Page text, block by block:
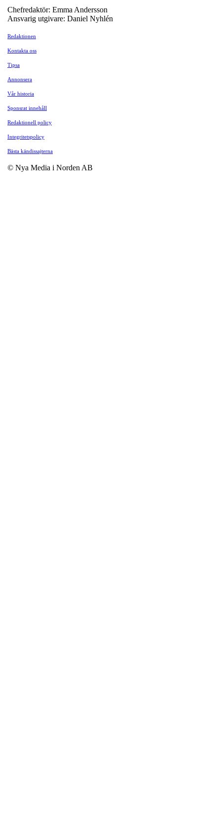
Chefredaktör: Emma Andersson
Ansvarig utgivare: Daniel Nyhlén
Redaktionen
Kontakta oss
Tipsa
Annonsera
Vår historia
Sponsrat innehåll
Redaktionell policy
Integritetspolicy
Bästa kändissajterna
© Nya Media i Norden AB